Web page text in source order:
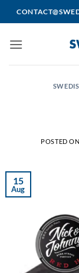
to
POSTED ON
15
Aug